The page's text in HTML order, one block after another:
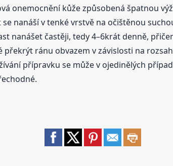
onemocnění kůže způsobená špatnou
nanáší v tenké vrstvě na očištěnou
nanášet častěji, tedy 4–6krát denně,
ránu obvazem v závislosti na
přípravku se může v ojedinělých